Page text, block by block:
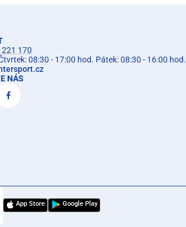
170
08:30 - 17:00 hod. Pátek: 08:30 - 16:00 hod.
NÁS
App Store Google Play